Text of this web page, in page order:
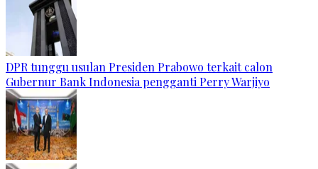
DPR tunggu usulan Presiden Prabowo terkait calon
Gubernur Bank Indonesia pengganti Perry Warjiyo